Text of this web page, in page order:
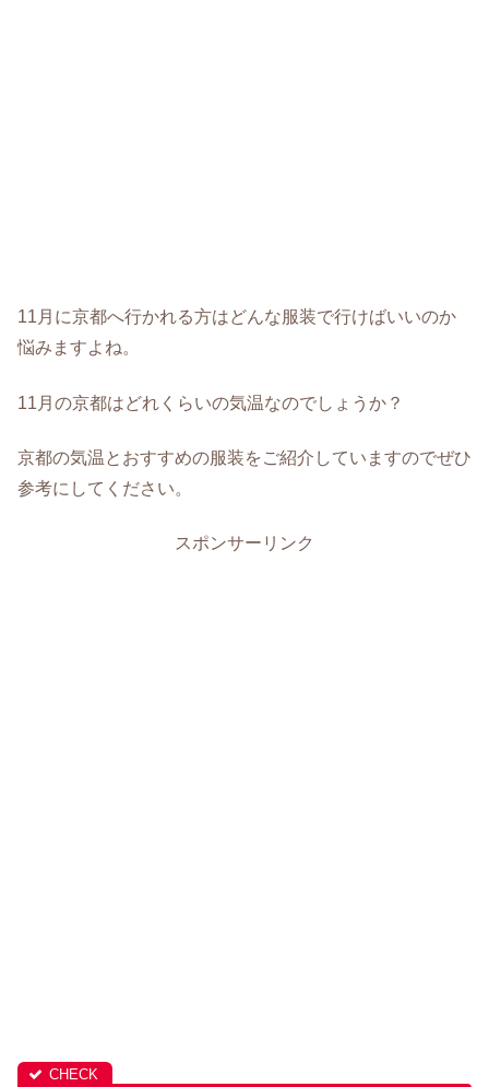
11月に京都へ行かれる方はどんな服装で行けばいいのか
悩みますよね。
11月の京都はどれくらいの気温なのでしょうか？
京都の気温とおすすめの服装をご紹介していますのでぜひ
参考にしてください。
スポンサーリンク